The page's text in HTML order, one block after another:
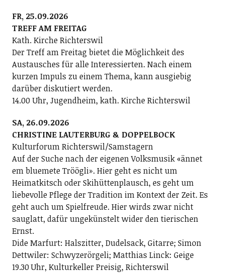
FR, 25.09.2026
TREFF AM FREITAG
Kath. Kirche Richterswil
Der Treff am Freitag bietet die Möglichkeit des
Austausches für alle Interessierten. Nach einem
kurzen Impuls zu einem Thema, kann ausgiebig
darüber diskutiert werden.
14.00 Uhr, Jugendheim, kath. Kirche Richterswil
SA, 26.09.2026
CHRISTINE LAUTERBURG & DOPPELBOCK
Kulturforum Richterswil/Samstagern
Auf der Suche nach der eigenen Volksmusik «ännet
em bluemete Tröögli». Hier geht es nicht um
Heimatkitsch oder Skihüttenplausch, es geht um
liebevolle Pflege der Tradition im Kontext der Zeit. Es
geht auch um Spielfreude. Hier wirds zwar nicht
sauglatt, dafür ungekünstelt wider den tierischen
Ernst.
Dide Marfurt: Halszitter, Dudelsack, Gitarre; ­Simon
Dettwiler: Schwyzerörgeli; Matthias Linck: Geige
19.30 Uhr, Kulturkeller Preisig, Richterswil